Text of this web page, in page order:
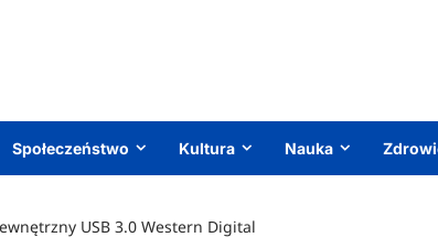
Społeczeństwo Kultura Nauka
USB 3.0 Western Digital